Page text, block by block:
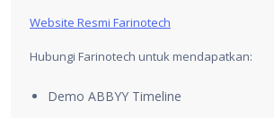
Website Resmi Farinotech
Hubungi Farinotech untuk mendapatkan:
Demo ABBYY Timeline